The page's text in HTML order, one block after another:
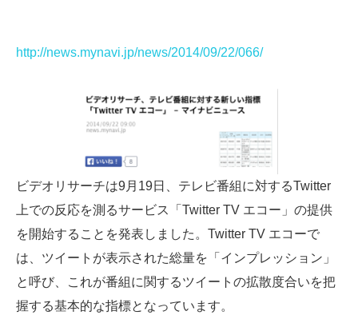
http://news.mynavi.jp/news/2014/09/22/066/
ビデオリサーチは9月19日、テレビ番組に対するTwitter
上での反応を測るサービス「Twitter TV エコー」の提供
を開始することを発表しました。Twitter TV エコーで
は、ツイートが表示された総量を「インプレッション」
と呼び、これが番組に関するツイートの拡散度合いを把
握する基本的な指標となっています。